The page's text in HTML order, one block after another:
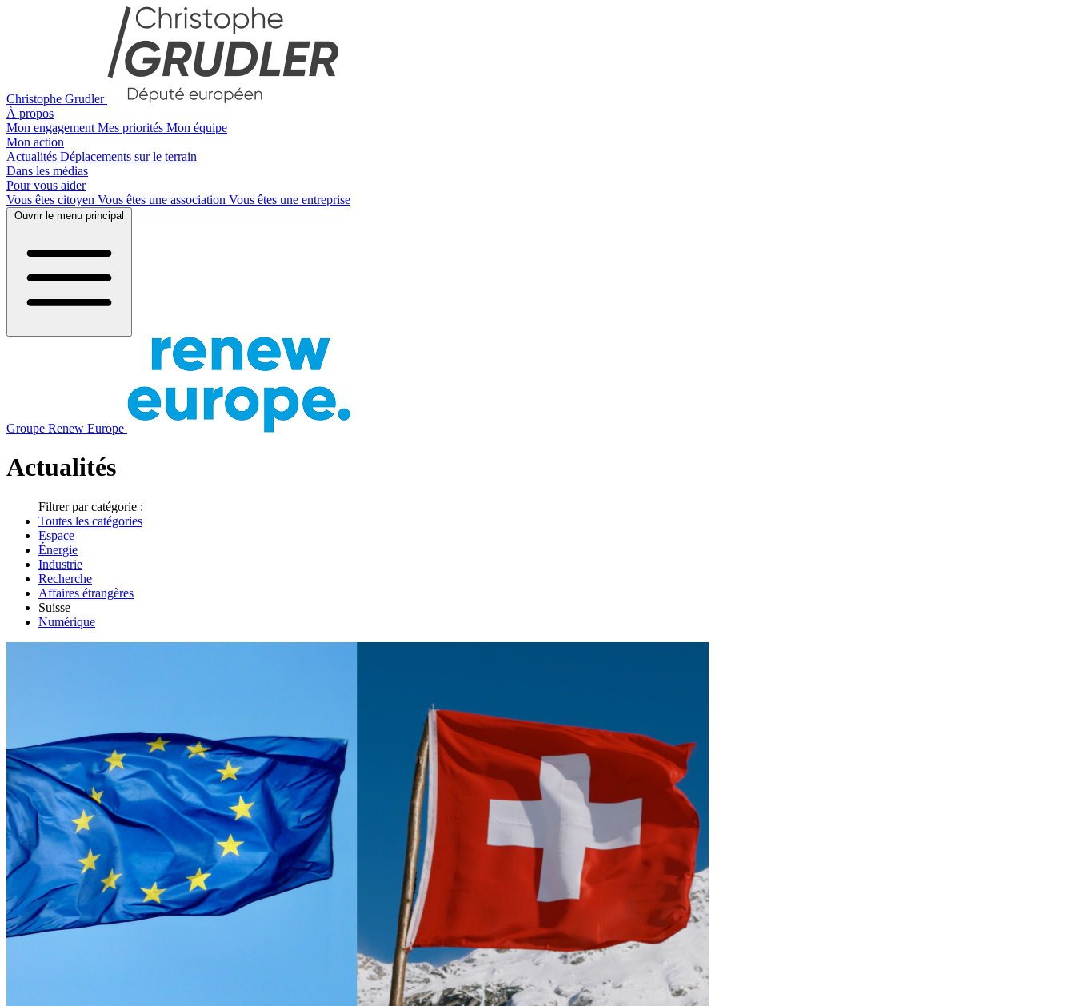
Christophe Grudler
À propos
Mon engagement Mes priorités Mon équipe
Mon action
Actualités Déplacements sur le terrain
Dans les médias
Pour vous aider
Vous êtes citoyen Vous êtes une association Vous êtes une entreprise
Ouvrir le menu principal
Groupe Renew Europe
Actualités
Filtrer par catégorie :
Toutes les catégories
Espace
Énergie
Industrie
Recherche
Affaires étrangères
Suisse
Numérique